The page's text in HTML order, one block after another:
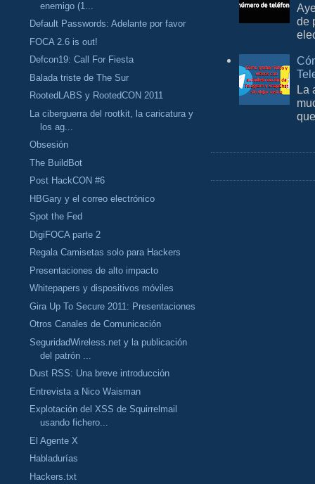
enemigo (1...
Default Passwords: Adelante por favor
FOCA 2.6 is out!
Defcon19: Call For Fiesta
Balada triste de The Sur
RootedLABS y RootedCON 2011
La ciberguerra del rootkit, la caricatura y
los ag...
Obsesión
The BuildBot
Post HackCON #6
HBGary y el correo electrónico
Spot the Fed
DigiFOCA parte 2
Regala Camisetas solo para Hackers
Presentaciones de alto impacto
Whitepapers y dispositivos móviles
Gira Up To Secure 2011: Presentaciones
Otros Canales de Comunicación
SeguridadWireless.net y la publicación
del patrón ...
Dust RSS: Una breve introducción
Entrevista a Nico Waisman
Explotación del XSS de Squirrelmail
usando fichero...
El Agente X
Habladurías
Hackers.txt
de
La